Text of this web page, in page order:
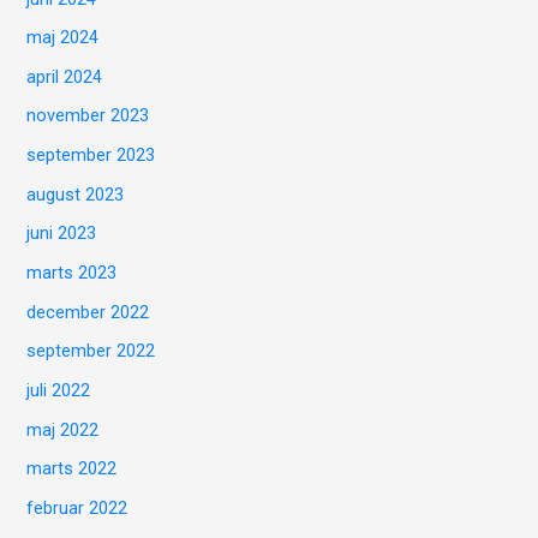
maj 2024
april 2024
november 2023
september 2023
august 2023
juni 2023
marts 2023
december 2022
september 2022
juli 2022
maj 2022
marts 2022
februar 2022